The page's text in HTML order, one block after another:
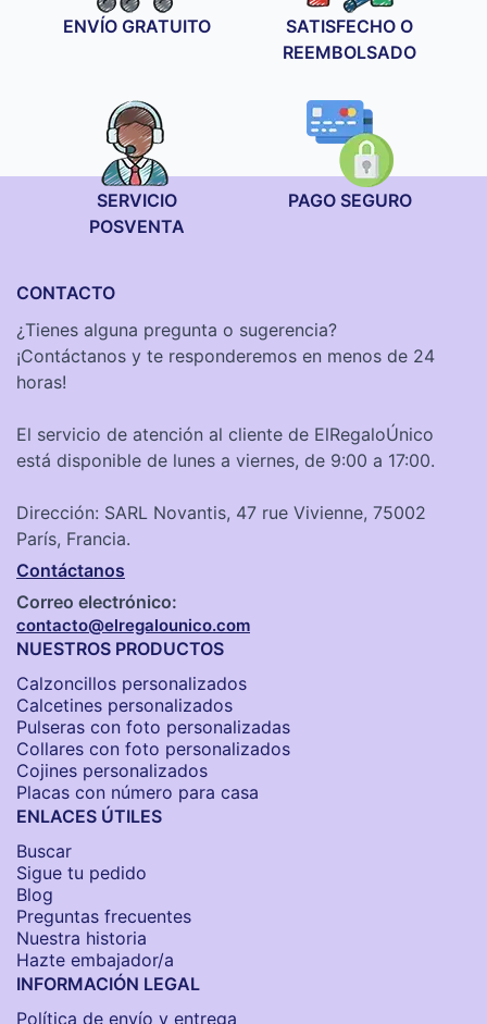
ENVÍO GRATUITO
SATISFECHO O
REEMBOLSADO
SERVICIO
POSVENTA
PAGO SEGURO
CONTACTO
¿Tienes alguna pregunta o sugerencia?
¡Contáctanos y te responderemos en menos de 24
horas!
El servicio de atención al cliente de ElRegaloÚnico
está disponible de lunes a viernes, de 9:00 a 17:00.
Dirección: SARL Novantis, 47 rue Vivienne, 75002
París, Francia.
Contáctanos
Correo electrónico:
contacto@elregalounico.com
NUESTROS PRODUCTOS
Calzoncillos personalizados​
Calcetines personalizados
Pulseras con foto personalizadas
Collares con foto personalizados
Cojines personalizados
Placas con número para casa
ENLACES ÚTILES
Buscar
Sigue tu pedido
Blog
Preguntas frecuentes
Nuestra historia
Hazte embajador/a
INFORMACIÓN LEGAL
Política de envío y entrega